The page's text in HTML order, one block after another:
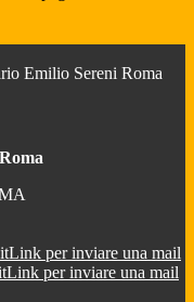
Emilio Sereni Roma
Link per inviare una mail
Link per inviare una mail